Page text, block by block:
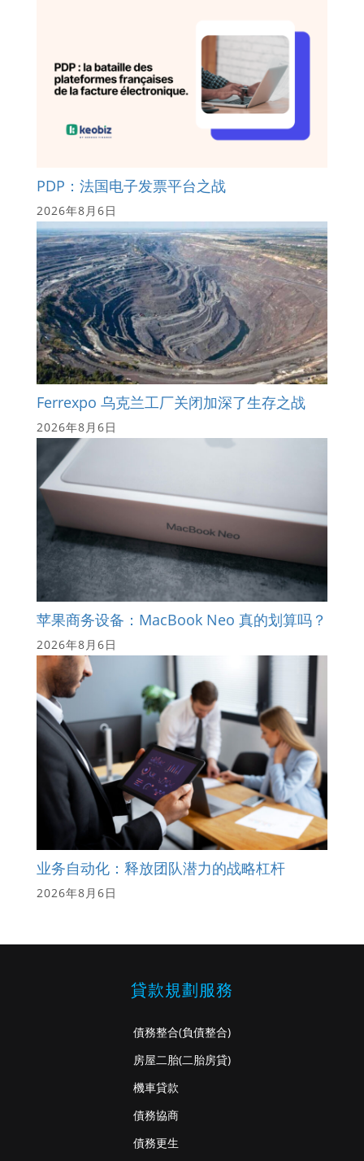
PDP：法国电子发票平台之战
2026年8月6日
Ferrexpo 乌克兰工厂关闭加深了生存之战
2026年8月6日
苹果商务设备：MacBook Neo 真的划算吗？
2026年8月6日
业务自动化：释放团队潜力的战略杠杆
2026年8月6日
貸款規劃服務
債務整合(負債整合)
房屋二胎(二胎房貸)
機車貸款
債務協商
債務更生